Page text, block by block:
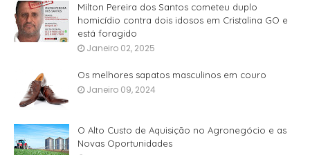
Milton Pereira dos Santos cometeu duplo
homicídio contra dois idosos em Cristalina GO e
está foragido
Janeiro 02, 2025
Os melhores sapatos masculinos em couro
Janeiro 09, 2024
O Alto Custo de Aquisição no Agronegócio e as
Novas Oportunidades